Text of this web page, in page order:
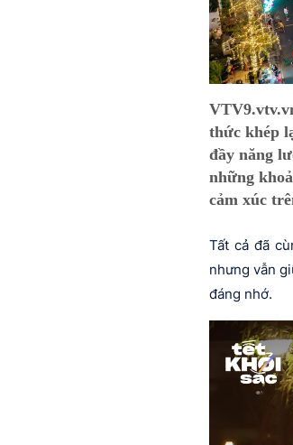
thức khép
đầy năng
những
cảm xúc
Tất cả đã
nhưng vẫn
đáng nhớ.